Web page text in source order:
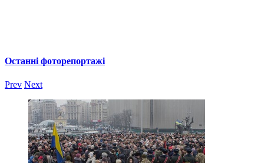
Останні фоторепортажі
Prev Next